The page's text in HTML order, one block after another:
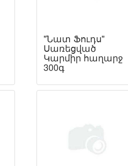
"Նատ Ֆուդս"
Սառեցված
Կարմիր հաղարջ
300գ